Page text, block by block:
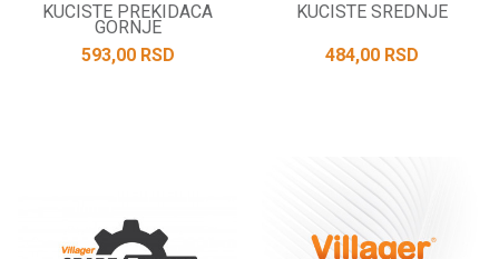
KUCISTE PREKIDACA
GORNJE
593,00 RSD
KUCISTE SREDNJE
484,00 RSD